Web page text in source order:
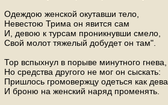
Одеждою женской окутавши тело,
Невестою Трима он явится сам
И, девою к турсам проникнувши смело,
Свой молот тяжелый добудет он там".
Тор вспыхнул в порыве минутного гнева,
Но средства другого не мог он сыскать:
Пришлось громовержцу одеться как дева
И броню на женский наряд променять.